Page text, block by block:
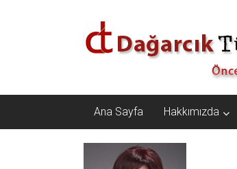
Dağarcık
Türkiye
Türkiye
Cumhuriyeti…
Ana Sayfa Hakkımızda